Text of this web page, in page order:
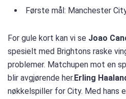
Første mål: Manchester
For gule kort kan vi se Joao
spesielt med Brightons raske
problemer. Matchupen mot en
blir avgjørende her. Erling
nøkkelspiller for City. Med hans